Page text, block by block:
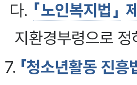
다. 「노인복지법」
지환경부령으로
7. 「청소년활동 진